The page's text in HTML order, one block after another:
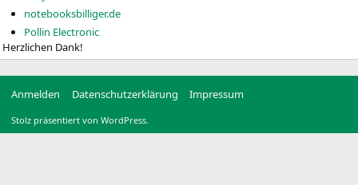
notebooksbilliger.de
Pollin Electronic
Herzlichen Dank!
Anmelden Datenschutzerklärung Impressum
Stolz präsentiert von WordPress.